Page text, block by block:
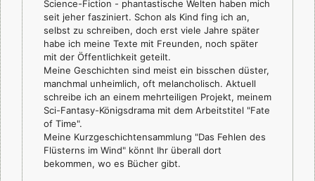
Science-Fiction - phantastische Welten haben mich
seit jeher fasziniert. Schon als Kind fing ich an,
selbst zu schreiben, doch erst viele Jahre später
habe ich meine Texte mit Freunden, noch später
mit der Öffentlichkeit geteilt.
Meine Geschichten sind meist ein bisschen düster,
manchmal unheimlich, oft melancholisch. Aktuell
schreibe ich an einem mehrteiligen Projekt, meinem
Sci-Fantasy-Königsdrama mit dem Arbeitstitel "Fate
of Time".
Meine Kurzgeschichtensammlung "Das Fehlen des
Flüsterns im Wind" könnt Ihr überall dort
bekommen, wo es Bücher gibt.